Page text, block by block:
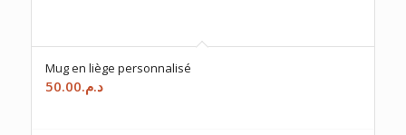
Mug en liège personnalisé
د.م.50.00